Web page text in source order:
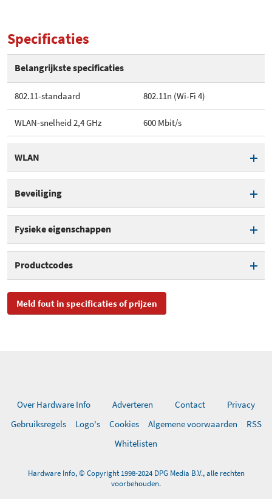
Specificaties
Belangrijkste specificaties
802.11-standaard 802.11n (Wi-Fi 4)
WLAN-snelheid 2,4 GHz 600 Mbit/s
WLAN
Totale WLAN snelheid 600 Mbit/s
frequentieband
WLAN-snelheid 2,4 GHz 600 Mbit/s
Antennes intern/extern Intern
Beveiliging
WPA2 beveiliging
802.1x authenticatie
WLAN MAC filtering
Fysieke eigenschappen
Productcodes
SKU
20002853, 20002885,
43003222, S0226069
Meld fout in specificaties of prijzen
Over Hardware Info Adverteren Contact
Privacy
Gebruiksregels
Logo's Cookies Algemene voorwaarden
RSS
Whitelisten
Hardware Info, © Copyright 1998-2024 DPG Media B.V., alle rechten
voorbehouden.